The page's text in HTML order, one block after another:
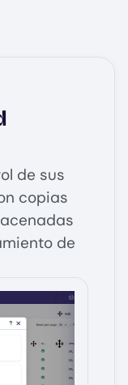
de sus
copias
de